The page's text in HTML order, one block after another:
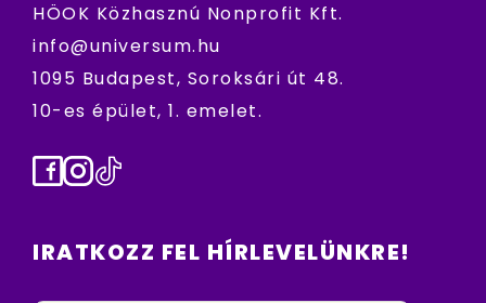
HÖOK Közhasznú Nonprofit Kft.
info@universum.hu
1095 Budapest, Soroksári út 48.
10-es épület, 1. emelet.
Facebook
Instagram
TikTok
IRATKOZZ FEL HÍRLEVELÜNKRE!